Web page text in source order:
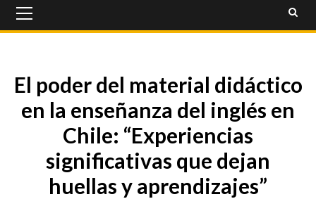
Menu
El poder del material didáctico
en la enseñanza del inglés en
Chile: “Experiencias
significativas que dejan
huellas y aprendizajes”